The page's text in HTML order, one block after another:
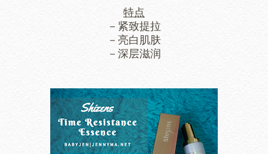
特点
－紧致提拉
－亮白肌肤
－深层滋润